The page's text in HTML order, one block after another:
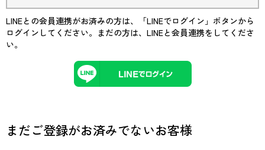
LINEとの会員連携がお済みの方は、「LINEでログイン」ボタンから
ログインしてください。まだの方は、 LINEと会員連携をしてくださ
い。
まだご登録がお済みでないお客様